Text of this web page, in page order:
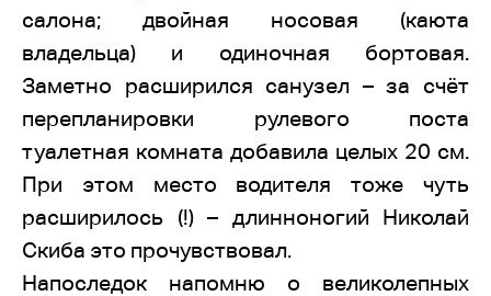
салона; двойная носовая (каюта
владельца) и одиночная бортовая.
Заметно расширился санузел – за счёт
перепланировки рулевого поста
туалетная комната добавила целых 20 см.
При этом место водителя тоже чуть
расширилось (!) – длинноногий Николай
Скиба это прочувствовал.
Напоследок напомню о великолепных